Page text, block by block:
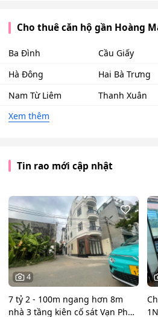
Cho thuê căn hộ gần Hoàng
Ba Đình Cầu Giấy
Hà Đông
Hai Bà Trưng
Nam Từ Liêm
Thanh Xuân
Xem thêm
Tin rao mới cập nhật
4
7 tỷ 2 - 100m ngang hơn 8m
nhà 3 tầng kiên cố sát Vạn Phúc